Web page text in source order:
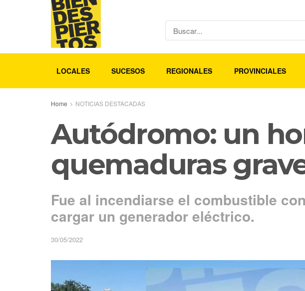
LOCALES SUCESOS REGIONALES PROVINCIALES
Home NOTICIAS DESTACADAS
Autódromo: un
quemaduras
Fue al incendiarse el combustible
cargar un generador eléctrico.
30/05/2022